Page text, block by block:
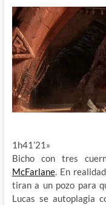
1h41’21»
Bicho con tres
McFarlane. En
tiran a un pozo para
Lucas se autoplagia